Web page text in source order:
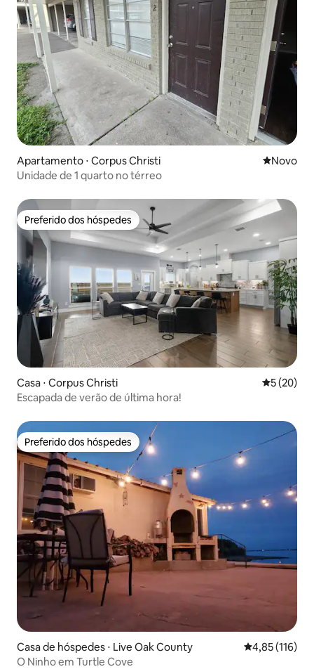
Apartamento ⋅ Corpus Christi Novo
Novo
Unidade de 1 quarto no térreo
Preferido dos hóspedes
Preferido dos hóspedes
Casa ⋅ Corpus Christi 5 de uma
5 (20)
Escapada de verão de última hora!
Preferido dos hóspedes
Preferido dos hóspedes
Casa de hóspedes ⋅ Live Oak County 4,85 de uma
4,85 (116)
O Ninho em Turtle Cove